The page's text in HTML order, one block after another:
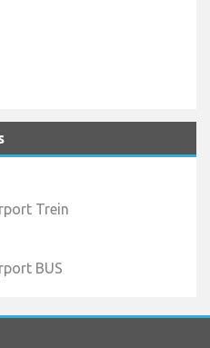
Trein
BUS